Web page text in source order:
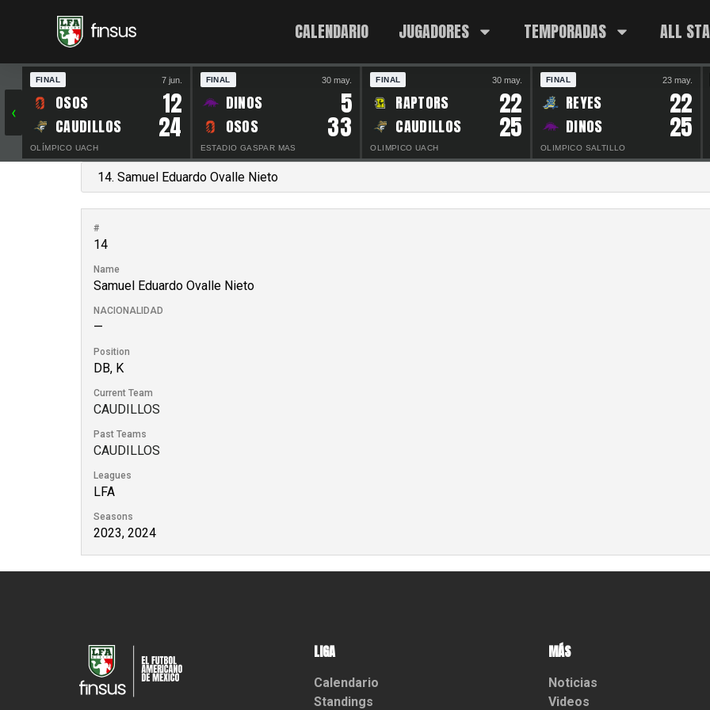
CALENDARIO JUGADORES TEMPORADAS ALL
‹
FINAL 7 jun.
OSOS 12
CAUDILLOS 24
OLÍMPICO UACH
FINAL 30 may.
DINOS 5
OSOS 33
ESTADIO GASPAR MAS
FINAL 30 may.
RAPTORS 22
CAUDILLOS 25
OLIMPICO UACH
FINAL 23 may.
REYES 22
DINOS 25
OLIMPICO SALTILLO
#
14
Name
Samuel Eduardo Ovalle Nieto
NACIONALIDAD
—
Position
DB, K
Current Team
CAUDILLOS
Past Teams
CAUDILLOS
Leagues
LFA
Seasons
2023, 2024
LIGA
Calendario
Standings
MÁS
Noticias
Videos